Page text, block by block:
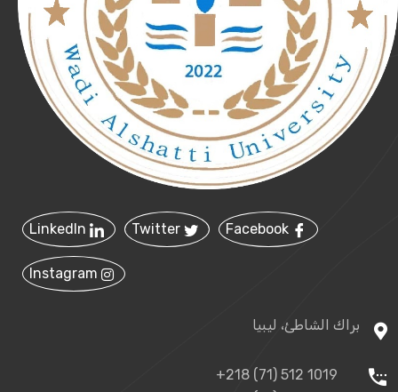
براك الشاطئ، ليبيا
+218 (71) 512 1019